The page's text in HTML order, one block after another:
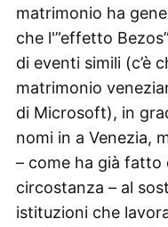
matrimonio ha
che l'”effetto
di eventi simili (c’è
matrimonio
di Microsoft), in
nomi in a Venezia,
– come ha già fatto
circostanza – al
istituzioni che